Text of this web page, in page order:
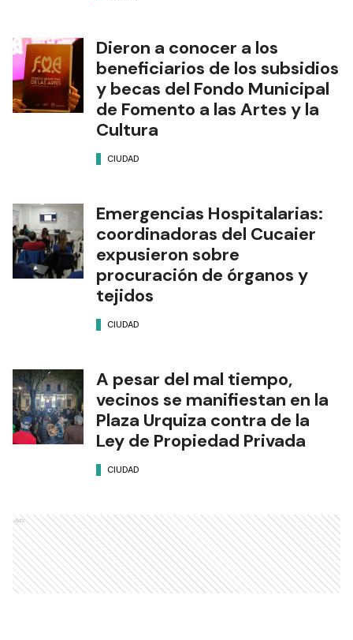
Dieron a conocer a los
beneficiarios de los subsidios
y becas del Fondo Municipal
de Fomento a las Artes y la
Cultura
CIUDAD
Emergencias Hospitalarias:
coordinadoras del Cucaier
expusieron sobre
procuración de órganos y
tejidos
CIUDAD
A pesar del mal tiempo,
vecinos se manifiestan en la
Plaza Urquiza contra de la
Ley de Propiedad Privada
CIUDAD
Ads